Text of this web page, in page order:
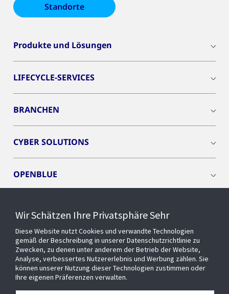
Standorte
Produkte und Lösungen
LIFECYCLE-SERVICES
BRANCHEN
CYBER SOLUTIONS
OPENBLUE
EVENTS
Über uns
Wir Schätzen Ihre Privatsphäre Sehr
Diese Website nutzt Cookies und verwandte Technologien
gemäß der Beschreibung in unserer Datenschutzrichtlinie zu
Zwecken, zu denen unter anderem der Betrieb der Website,
Analyse, verbessertes Nutzererlebnis und Werbung zählen. Sie
können unserer Nutzung dieser Technologien zustimmen oder
Ihre eigenen Präferenzen verwalten.